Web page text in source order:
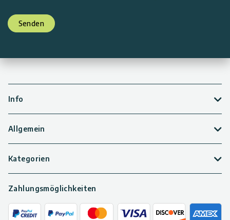
Senden
Info
Allgemein
Kategorien
Zahlungsmöglichkeiten